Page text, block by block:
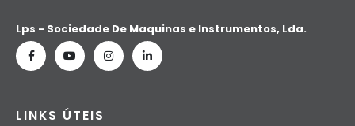
Lps - Sociedade De Maquinas e Instrumentos, Lda.
LINKS ÚTEIS